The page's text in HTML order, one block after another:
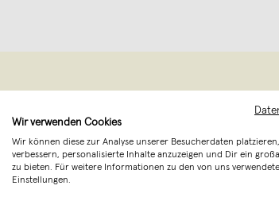
Wir verwenden Cookies
Wir können diese zur Analyse unserer Besucherdaten
verbessern, personalisierte Inhalte anzuzeigen und Dir ein
zu bieten. Für weitere Informationen zu den von uns
Einstellungen.